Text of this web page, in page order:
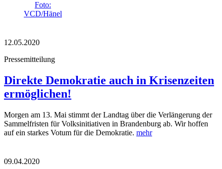
Foto:
VCD/Hänel
12.05.2020
Pressemitteilung
Direkte Demokratie auch in Krisenzeiten
ermöglichen!
Morgen am 13. Mai stimmt der Landtag über die Verlängerung der
Sammelfristen für Volksinitiativen in Brandenburg ab. Wir hoffen
auf ein starkes Votum für die Demokratie. mehr
09.04.2020